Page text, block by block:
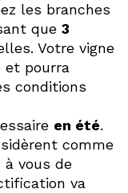
les branches
que 3
Votre vigne
et pourra
conditions
en été.
comme
à vous de
va